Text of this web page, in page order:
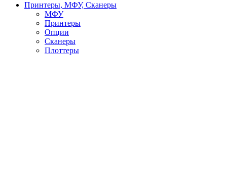
Принтеры, МФУ, Сканеры
МФУ
Принтеры
Опции
Сканеры
Плоттеры